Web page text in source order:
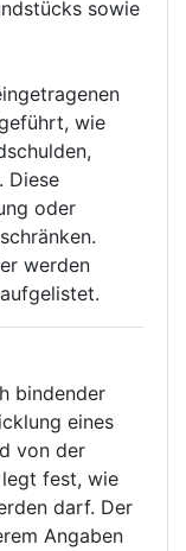
sowie
wie
Diese
oder
werden
bindender
eines
von der
fest, wie
darf. Der
Angaben